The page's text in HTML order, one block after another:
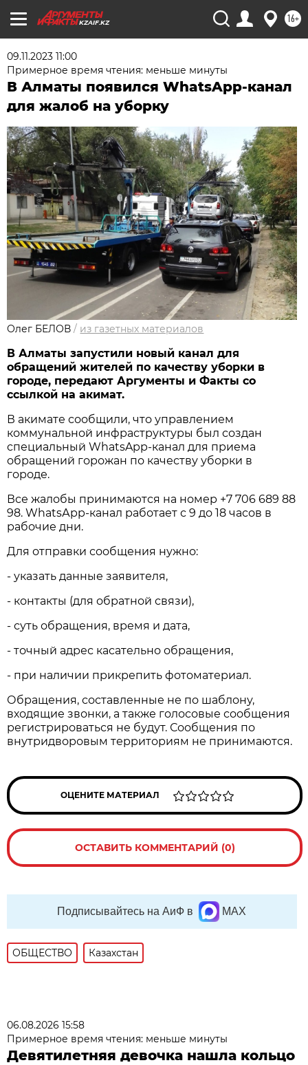
KZAIF.KZ 16+
09.11.2023 11:00
Примерное время чтения: меньше минуты
В Алматы появился WhatsApp-канал
для жалоб на уборку
Олег БЕЛОВ / из газетных материалов
В Алматы запустили новый канал для
обращений жителей по качеству уборки в
городе, передают Аргументы и Факты со
ссылкой на акимат.
В акимате сообщили, что управлением
коммунальной инфраструктуры был создан
специальный WhatsApp-канал для приема
обращений горожан по качеству уборки в
городе.
Все жалобы принимаются на номер +7 706 689 88
98. WhatsАpp-канал работает с 9 до 18 часов в
рабочие дни.
Для отправки сообщения нужно:
- указать данные заявителя,
- контакты (для обратной связи),
- суть обращения, время и дата,
- точный адрес касательно обращения,
- при наличии прикрепить фотоматериал.
Обращения, составленные не по шаблону,
входящие звонки, а также голосовые сообщения
регистрироваться не будут. Сообщения по
внутридворовым территориям не принимаются.
ОЦЕНИТЕ МАТЕРИАЛ
ОСТАВИТЬ КОММЕНТАРИЙ (0)
Подписывайтесь на АиФ в MAX
ОБЩЕСТВО Казахстан
06.08.2026 15:58
Примерное время чтения: меньше минуты
Девятилетняя девочка нашла кольцо